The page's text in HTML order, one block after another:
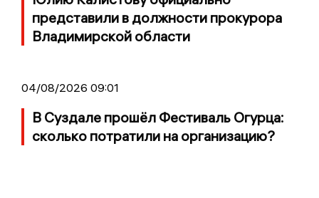
представили в должности прокурора
Владимирской области
04/08/2026 09:01
В Суздале прошёл Фестиваль Огурца:
сколько потратили на организацию?